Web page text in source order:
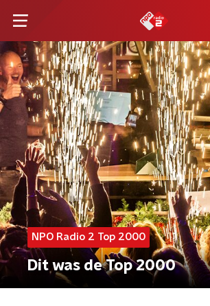
NPO Radio 2 Top 2000
Dit was de Top 2000